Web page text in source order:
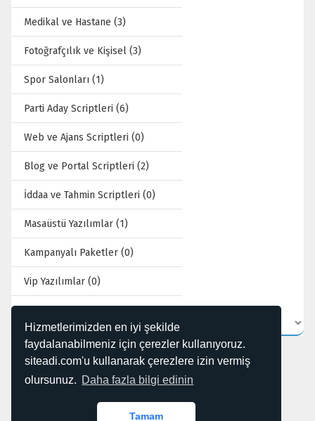
Hizmetlerimizden en iyi şekilde
faydalanabilmeniz için çerezler kullanıyoruz.
siteadi.com'u kullanarak çerezlere izin vermiş
olursunuz. Daha fazla bilgi edinin
Tamam
Medikal ve Hastane (3)
Fotoğrafçılık ve Kişisel (3)
Spor Salonları (1)
Parti Aday Scriptleri (6)
Web ve Ajans Scriptleri (0)
Blog ve Portal Scriptleri (2)
İddaa ve Tahmin Scriptleri (0)
Masaüstü Yazılımlar (1)
Kampanyalı Paketler (0)
Vip Yazılımlar (0)
1 kayıttan 1 - 12 arasındaki kayıtlar gösteriliyor